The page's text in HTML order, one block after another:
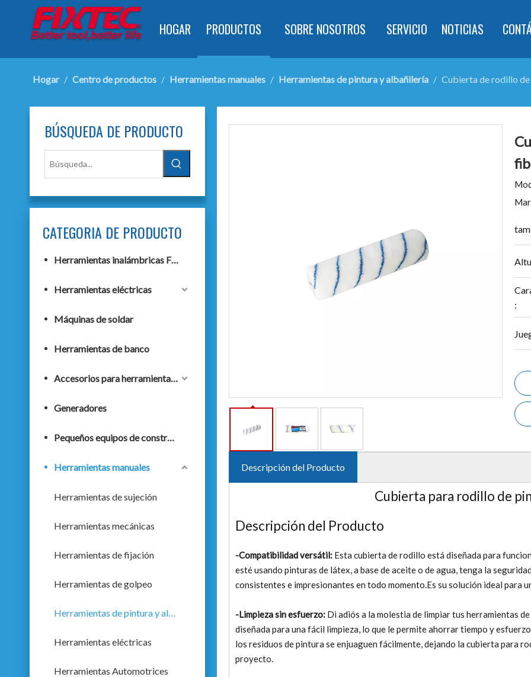
HOGAR PRODUCTOS SOBRE NOSOTROS SERVICIO NOTICIAS
Hogar / Centro de productos / Herramientas manuales / Herramientas de pintura y albañilería / Cubierta de rodillo
BÚSQUEDA DE PRODUCTO
CATEGORIA DE PRODUCTO
Herramientas inalámbricas F20+
Herramientas eléctricas
Máquinas de soldar
Herramientas de banco
Accesorios para herramientas eléctricas
Generadores
Pequeños equipos de construcción
Herramientas manuales
Herramientas de sujeción
Herramientas mecánicas
Herramientas de fijación
Herramientas de golpeo
Herramientas de pintura y albañilería
Herramientas eléctricas
Herramientas Automotrices
:
Descripción del Producto
Cubierta para rodillo de
Descripción del Producto
-Compatibilidad versátil: Esta cubierta de rodillo está diseñada para
esté usando pinturas de látex, a base de aceite o de agua, tenga la
consistentes e impresionantes en todo momento.Es su solución ideal para
-Limpieza sin esfuerzo: Di adiós a la molestia de limpiar tus herramientas
diseñada para una fácil limpieza, lo que le permite ahorrar tiempo y
los residuos de pintura se enjuaguen fácilmente, dejando la cubierta para
proyecto.